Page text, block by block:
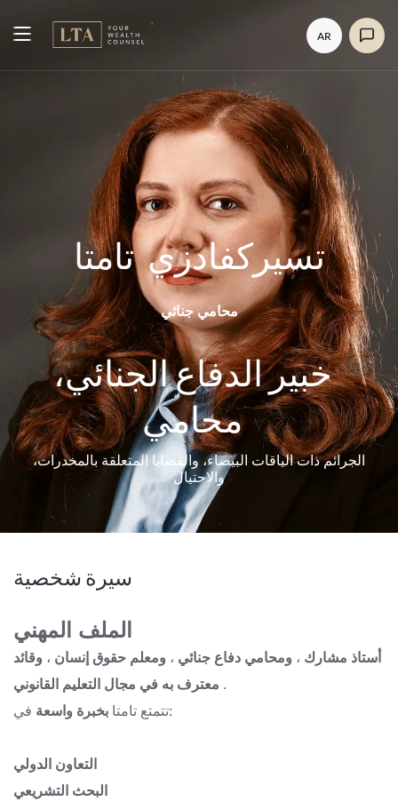
AR
تامتا تسيركفادزي
محامي جنائي
خبير الدفاع الجنائي،
محامي
الجرائم ذات الياقات البيضاء، والقضايا المتعلقة بالمخدرات،
والاحتيال
سيرة شخصية
الملف المهني
أستاذ مشارك ، ومحامي دفاع جنائي ، ومعلم حقوق إنسان ، وقائد
معترف به في مجال التعليم القانوني .
تتمتع تامتا بخبرة واسعة في:
التعاون الدولي
البحث التشريعي